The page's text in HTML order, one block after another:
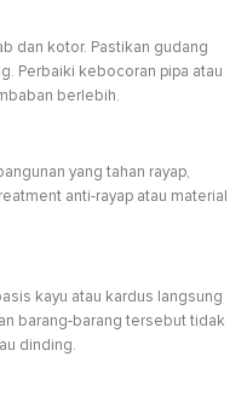
dan kotor. Pastikan gudang
Perbaiki kebocoran pipa atau
berlebih.
yang tahan rayap,
anti-rayap atau material
kayu atau kardus langsung
barang-barang tersebut tidak
dinding.